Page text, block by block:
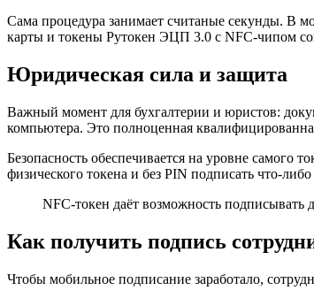
Сама процедура занимает считаные секунды. В
карты и токены Рутокен ЭЦП 3.0 с NFC-чипом
Юридическая сила и защита
Важный момент для бухгалтерии и юристов:
компьютера. Это полноценная
Безопасность обеспечивается на уровне
физического токена и без PIN подписать что-
NFC-токен даёт возможность подписывать
Как получить подпись
Чтобы мобильное подписание заработало,